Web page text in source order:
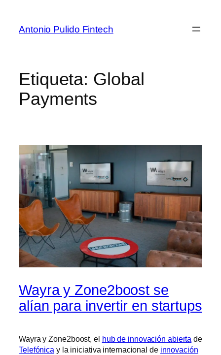
Antonio Pulido Fintech
Etiqueta: Global
Payments
Wayra y Zone2boost se
alían para invertir en startups
Wayra y Zone2boost, el hub de innovación abierta de
Telefónica y la iniciativa internacional de innovación